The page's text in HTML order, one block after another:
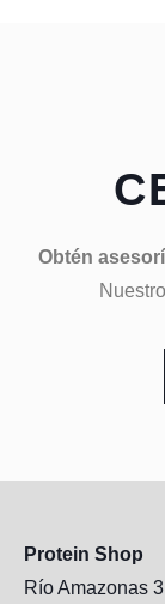
Obtén
Protein Shop
Río Amazonas